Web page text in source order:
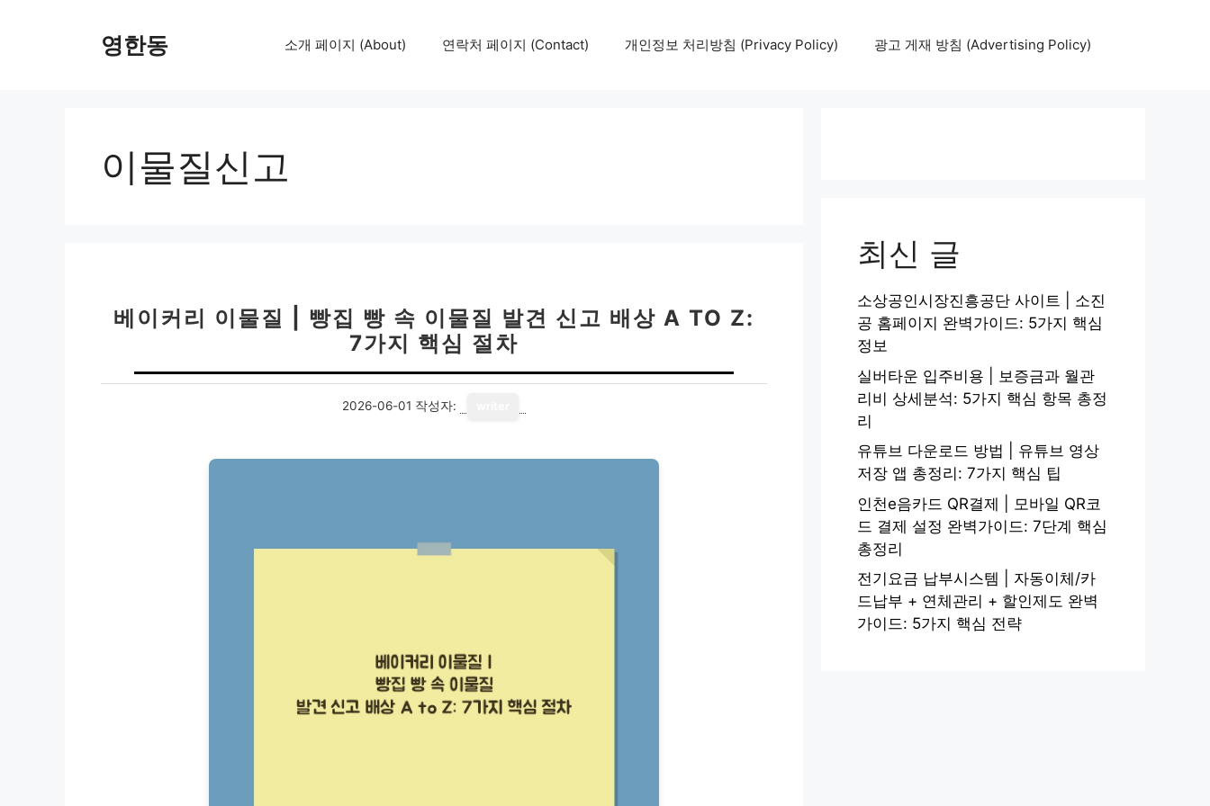
영한동 소개 페이지 (About) 연락처 페이지 (Contact) 개인정보 처리방침 (Privacy Policy) 광고 게재 방침 (Advertising Policy)
이물질신고
베이커리 이물질 | 빵집 빵 속 이물질 발견 신고 배상 A TO Z:
7가지 핵심 절차
2026-06-01 작성자:
최신 글
소상공인시장진흥공단 사이트 | 소진
공 홈페이지 완벽가이드: 5가지 핵심
정보
실버타운 입주비용 | 보증금과 월관
리비 상세분석: 5가지 핵심 항목 총정
리
유튜브 다운로드 방법 | 유튜브 영상
저장 앱 총정리: 7가지 핵심 팁
인천e음카드 QR결제 | 모바일 QR코
드 결제 설정 완벽가이드: 7단계 핵심
총정리
전기요금 납부시스템 | 자동이체/카
드납부 + 연체관리 + 할인제도 완벽
가이드: 5가지 핵심 전략